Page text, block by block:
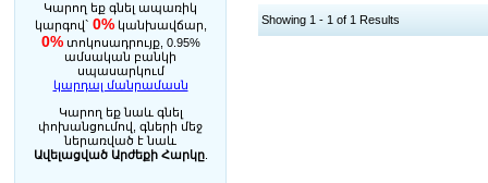
Կարող եք գնել ապառիկ
կարգով` 0%կանխավճար,
0%տոկոսադրույք, 0.95%
ամսական բանկի
սպասարկում
կարդալ մանրամասն
Կարող եք նաև գնել
փոխանցումով, գների մեջ
ներառված է նաև
Ավելացված Արժեքի Հարկը.
Showing 1 - 1 of 1 Results